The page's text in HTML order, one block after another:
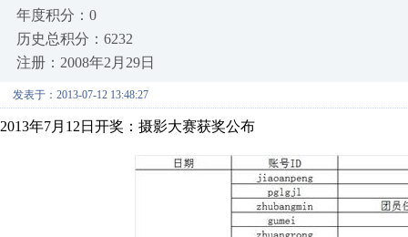
年度积分：0
历史总积分：6232
注册：2008年2月29日
发表于：2013-07-12 13:48:27
2013年7月12日开奖：摄影大赛获奖公布